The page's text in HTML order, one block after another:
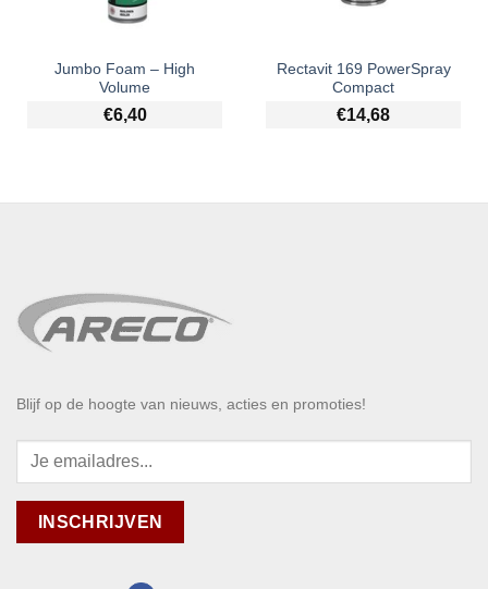
Jumbo Foam – High
Volume
€6,40
Rectavit 169 PowerSpray
Compact
€14,68
Blijf op de hoogte van nieuws, acties en promoties!